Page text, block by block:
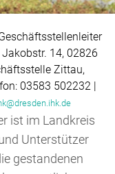
14, 02826
Zittau,
03583 502232 |
ist im Landkreis
Unterstützer
gestandenen